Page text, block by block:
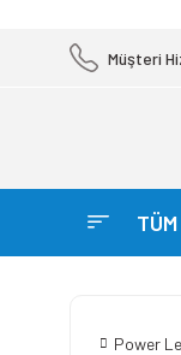
Müşteri
Power